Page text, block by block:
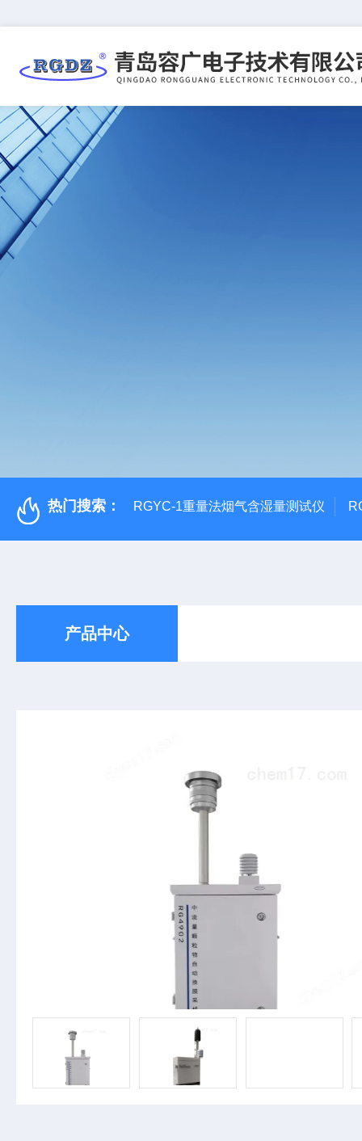
热门搜索： RGYC-1重量法烟气含湿量测试仪
产品中心